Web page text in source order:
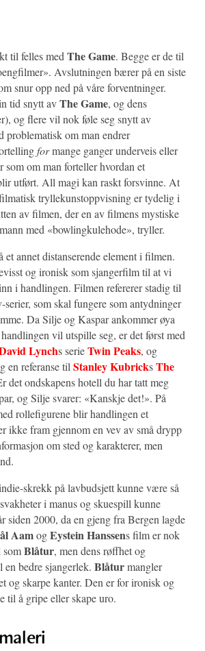
til felles med The Game. Begge er de til
Avslutningen bærer på en siste
snur opp ned på våre forventninger.
tid snytt avThe Game, og dens
og flere vil nok føle seg snytt av
problematisk om man endrer
formange ganger underveis eller
som om man forteller hvordan et
utført. All magi kan raskt forsvinne. At
tryllekunstoppvisning er tydelig i
av filmen, der en av filmens mystiske
med «bowlingkulehode», tryller.
et annet distanserende element i filmen.
og ironisk som sjangerfilm til at vi
i handlingen. Filmen refererer stadig til
som skal fungere som antydninger
Da Silje og Kaspar ankommer øya
vil utspille seg, er det først med
Lynchs serieTwin Peaks, og
en referanse til Stanley KubricksThe
det ondskapens hotell du har tatt meg
og Silje svarer: «Kanskje det!». På
rollefigurene blir handlingen et
ikke fram gjennom en vev av små drypp
om sted og karakterer, men
skrekk på lavbudsjett kunne være så
i manus og skuespill kunne
siden 2000, da en gjeng fra Bergen lagde
AamogEystein Hanssens film er nok
somBlåtur, men dens røffhet og
bedre sjangerlek. Blåturmangler
og skarpe kanter. Den er for ironisk og
til å gripe eller skape uro.